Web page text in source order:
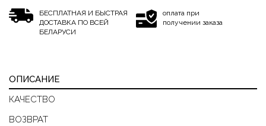
БЕСПЛАТНАЯ И БЫСТРАЯ
ДОСТАВКА ПО ВСЕЙ
БЕЛАРУСИ
оплата при
получении заказа
ОПИСАНИЕ
КАЧЕСТВО
ВОЗВРАТ